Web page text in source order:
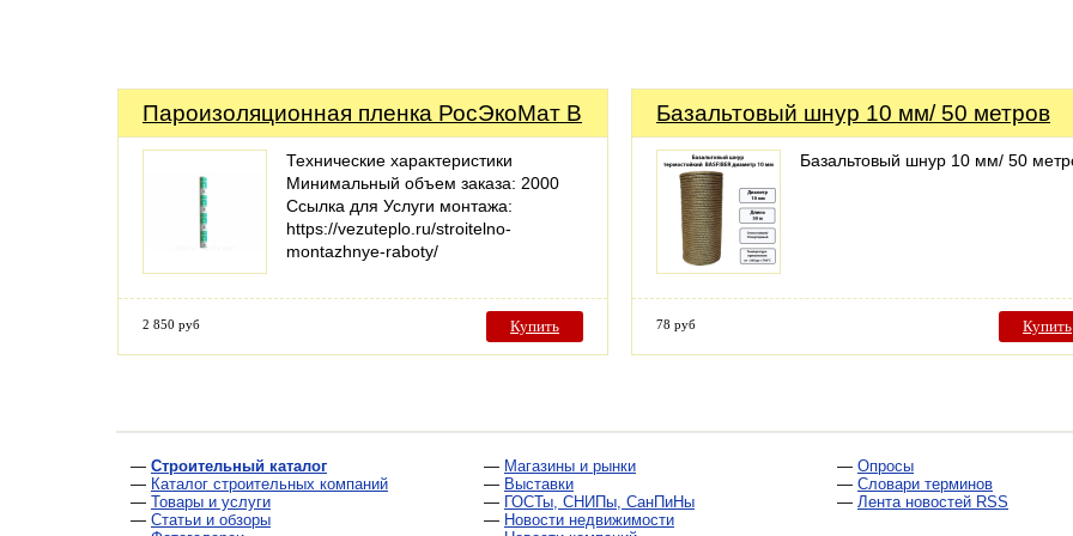
Пароизоляционная пленка РосЭкоМат B
Технические характеристики
Минимальный объем заказа: 2000
Ссылка для Услуги монтажа:
https://vezuteplo.ru/stroitelno-
montazhnye-raboty/
2 850 руб Купить
Базальтовый шнур 10 мм/ 50 метров
Базальтовый шнур 10 мм/ 50
78 руб Купить
— Строительный каталог
— Каталог строительных компаний
— Товары и услуги
— Статьи и обзоры
— Магазины и рынки
— Выставки
— ГОСТы, СНИПы, СанПиНы
— Новости недвижимости
— Опросы
— Словари терминов
— Лента новостей RSS